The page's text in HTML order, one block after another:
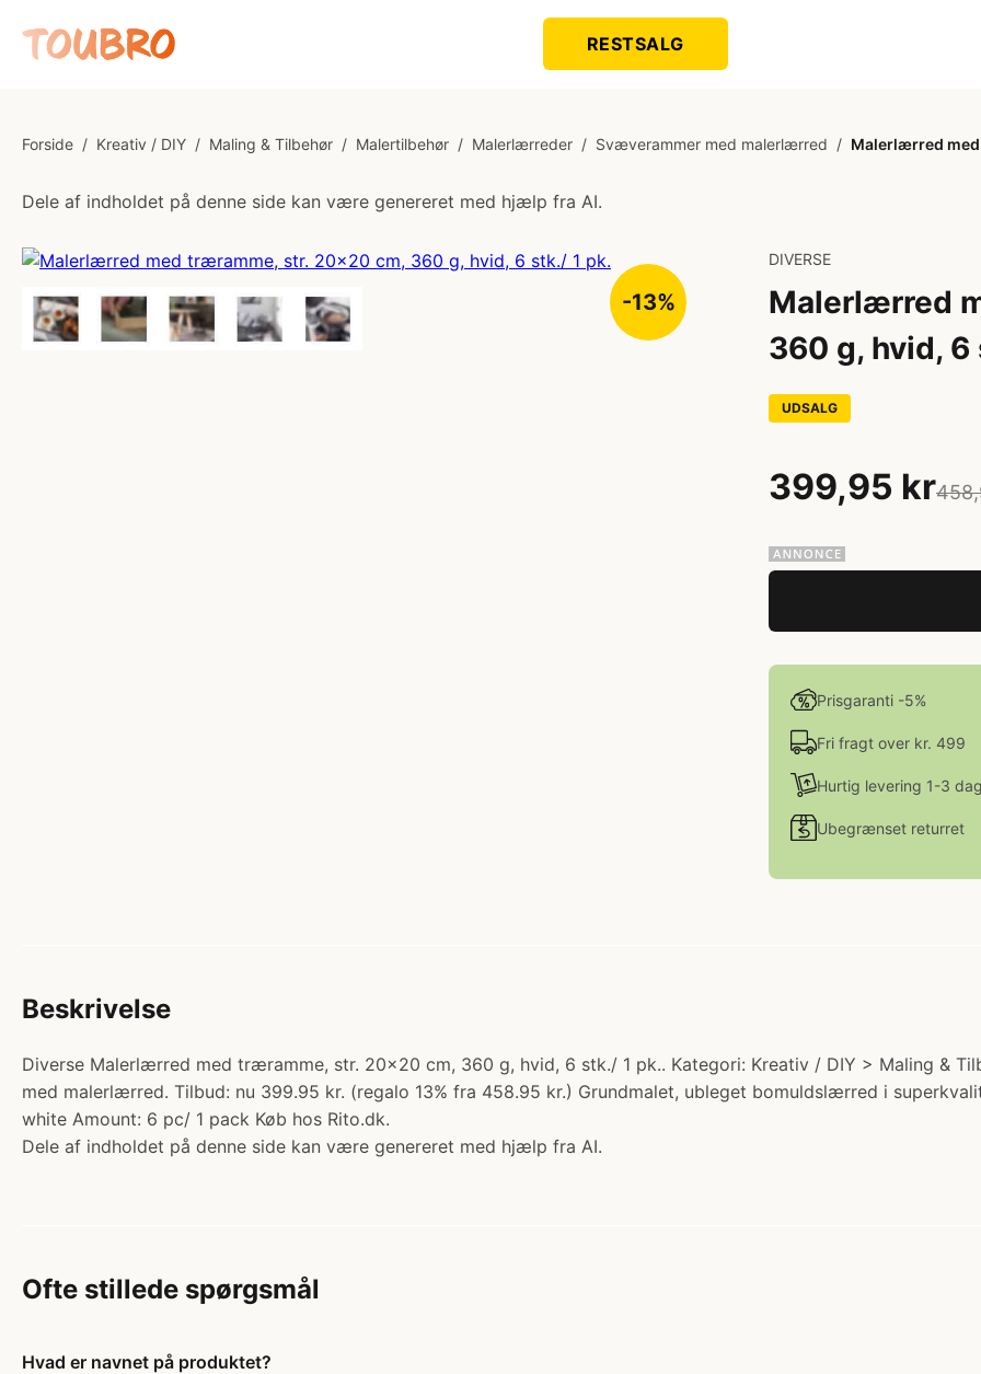
RESTSALG
Forside / Kreativ / DIY / Maling & Tilbehør / Malertilbehør / Malerlærreder / Svæverammer med malerlærred / Malerlærred
Dele af indholdet på denne side kan være genereret med hjælp fra AI.
-13%
DIVERSE
Malerlærred
360 g, hvid, 6
UDSALG
399,95 kr
Prisgaranti -5%
Fri fragt over kr. 499
Hurtig levering 1-3
Ubegrænset returret
Beskrivelse
Diverse Malerlærred med træramme, str. 20x20 cm, 360 g, hvid, 6 stk./ 1 pk.. Kategori: Kreativ / DIY > Maling &
med malerlærred. Tilbud: nu 399.95 kr. (regalo 13% fra 458.95 kr.) Grundmalet, ubleget bomuldslærred i
white Amount: 6 pc/ 1 pack Køb hos Rito.dk.
Dele af indholdet på denne side kan være genereret med hjælp fra AI.
Ofte stillede spørgsmål
Hvad er navnet på produktet?